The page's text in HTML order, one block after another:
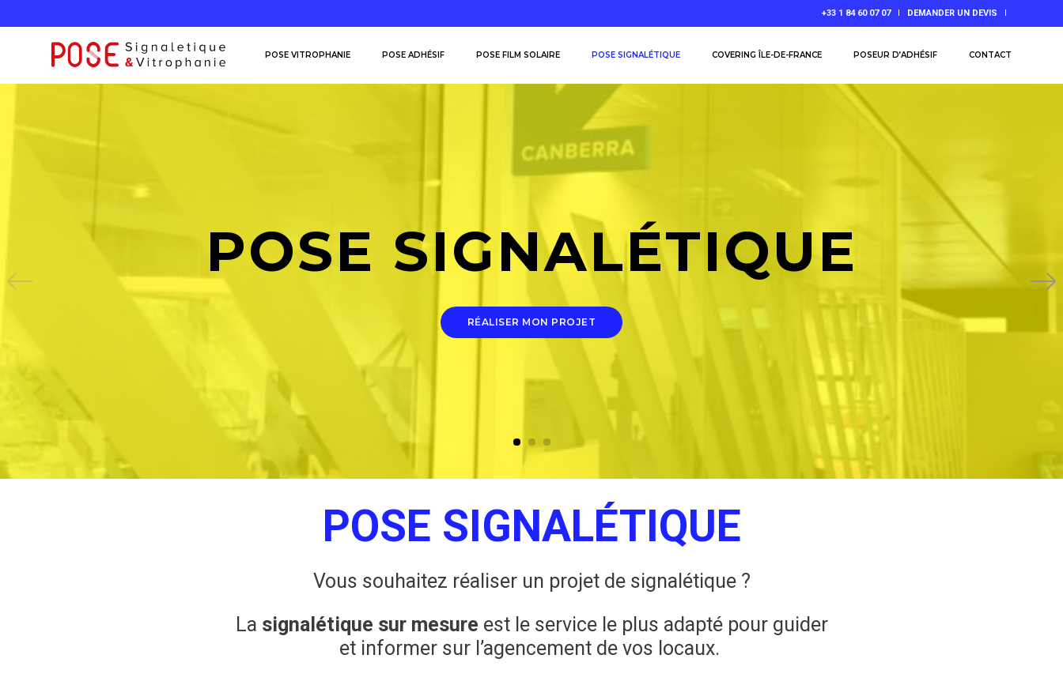
+33 1 84 60 07 07 DEMANDER UN DEVIS
POSE VITROPHANIE POSE ADHÉSIF POSE FILM SOLAIRE POSE SIGNALÉTIQUE COVERING ÎLE-DE-FRANCE POSEUR D’ADHÉSIF CONTACT
POSE SIGNALÉTIQUE
RÉALISER MON PROJET
POSE SIGNALÉTIQUE
Vous souhaitez réaliser un projet de signalétique ?
La signalétique sur mesure est le service le plus adapté pour guider
et informer sur l’agencement de vos locaux.